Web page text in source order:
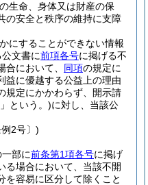
生命、身体又は財産の保
の安全と秩序の維持に支障
にすることができない情報
文書に前項各号に掲げる不
において、 同項の規定に
益に優越する公益上の理由
規定にかかわらず、開示請
という。)に対し、当該公
2号〕)
部に前条第1項各号に掲げ
る場合において、当該不開
を容易に区分して除くこと